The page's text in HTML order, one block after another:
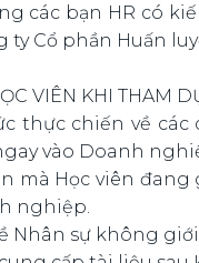
các bạn HR có
Cổ phần Huấn
VIÊN KHI THAM
thực chiến về
vào Doanh
mà Học viên
nghiệp.
Nhân sự không giới